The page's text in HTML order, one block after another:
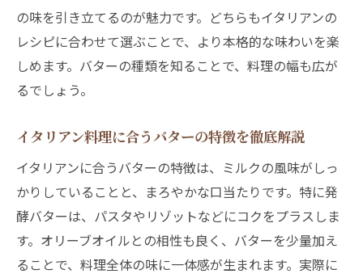
の味を引き立てるのが魅力です。どちらもイタリアンの
レシピに合わせて選ぶことで、より本格的な味わいを楽
しめます。バターの種類を知ることで、料理の幅も広が
るでしょう。
イタリアン料理に合うバターの特徴を徹底解説
イタリアンに合うバターの特徴は、ミルクの風味がしっ
かりしていることと、まろやかな口当たりです。特に発
酵バターは、パスタやリゾットなどにコクをプラスしま
す。オリーブオイルとの相性も良く、バターを少量加え
ることで、料理全体の味に一体感が生まれます。実際に